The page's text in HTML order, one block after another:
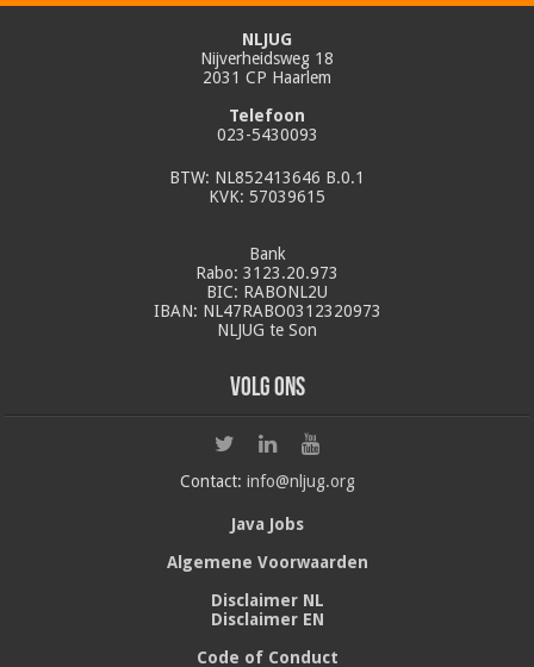
NLJUG
Nijverheidsweg 18
2031 CP Haarlem
Telefoon
023-5430093
BTW: NL852413646 B.0.1
KVK: 57039615
Bank
Rabo: 3123.20.973
BIC: RABONL2U
IBAN: NL47RABO0312320973
NLJUG te Son
Volg ons
Contact: info@nljug.org
Java Jobs
Algemene Voorwaarden
Disclaimer NL
Disclaimer EN
Code of Conduct